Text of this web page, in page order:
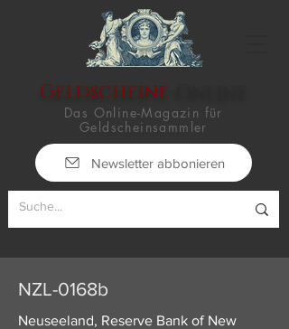
Geldscheine
Das Online-Magazin für
Geldscheinsammler
Newsletter abbonieren
NZL-0168b
Neuseeland, Reserve Bank of New